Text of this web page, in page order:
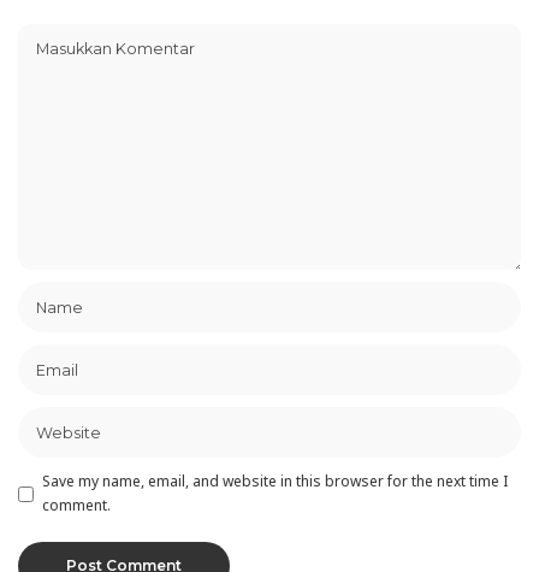
Save my name, email, and website in this browser for the next time I
comment.